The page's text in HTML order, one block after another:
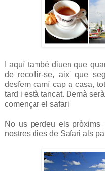
I aquí també diuen que
de recollir-se, així que
desfem camí cap a casa,
tard i està tancat. Demà
començar el safari!
No us perdeu els pròxims
nostres dies de Safari als